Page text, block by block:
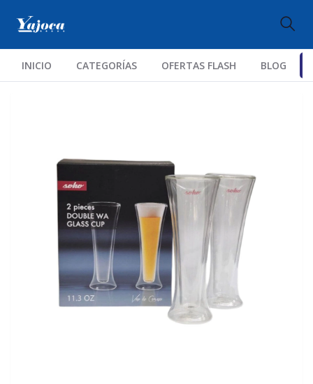
INICIO CATEGORÍAS OFERTAS FLASH BLOG